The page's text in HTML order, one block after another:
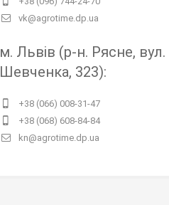
vk@agrotime.dp.ua
м. Львів (р-н. Рясне, вул.
Шевченка, 323):
+38 (066) 008-31-47
+38 (068) 608-84-84
kn@agrotime.dp.ua